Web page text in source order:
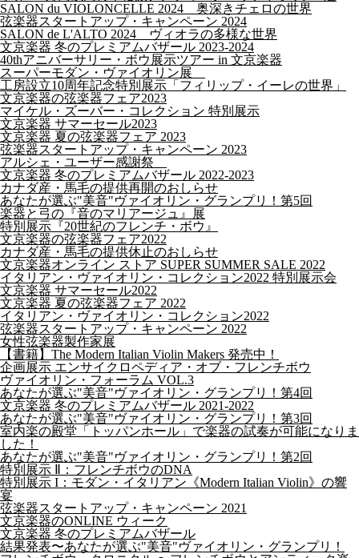
SALON du VIOLONCELLE 2024 奥深きチェロの世界
弦楽器スタートアップ・キャンペーン 2024
SALON de L'ALTO 2024 ヴィオラの多様な世界
文京楽器 冬のプレミアムバザール 2023-2024
40thアニバーサリー・ボウ展示ツアー in 文京楽器
スーパーモダン・ヴァイオリン展
工房設立10周年記念特別展示「フィリップ・イーレの世界」
文京楽器の弦楽器フェア2023
マイケル・ズーバー・コレクション 特別展示
文京楽器 サマーセール2023
文京楽器 夏の弦楽器フェア 2023
弦楽器スタートアップ・キャンペーン 2023
アルシェ・ユーザー感謝祭
文京楽器 冬のプレミアムバザール 2022-2023
カナダ産・馬毛の提供再開のおしらせ
あなたが選ぶ"美音"ヴァイオリン・グランプリ！第5回
楽器と弓の『音のマリアージュ』展
特別展示『20世紀のフレンチ・ボウ』
文京楽器の弦楽器フェア2022
カナダ産・馬毛の提供休止のおしらせ
文京楽器オンライン ストア SUPER SUMMER SALE 2022
イタリアン・ヴァイオリン・コレクション2022 特別展示会
文京楽器 サマーセール2022
文京楽器 夏の弦楽器フェア 2022
イタリアン・ヴァイオリン・コレクション2022
弦楽器スタートアップ・キャンペーン 2022
女性弦楽器製作家展
【書籍】The Modern Italian Violin Makers 発売中！
企画展示 エンサイクロペディア・オブ・フレンチボウ
ヴァイオリン・フォーラム VOL.3
あなたが選ぶ"美音"ヴァイオリン・グランプリ！第4回
文京楽器 冬のプレミアムバザール 2021-2022
あなたが選ぶ"美音"ヴァイオリン・グランプリ！第3回
室内楽の殿堂「トッパンホール」で楽器の試奏が可能になりま
した！
あなたが選ぶ"美音"ヴァイオリン・グランプリ！第2回
特別展示 Ⅱ：フレンチボウのDNA
特別展示 I：モダン・イタリアン《Modern Italian Violin》の響
宴
弦楽器スタートアップ・キャンペーン 2021
文京楽器のONLINE ウィーク
文京楽器 冬のプレミアムバザール
結果発表〜あなたが選ぶ"美音"ヴァイオリン・グランプリ！